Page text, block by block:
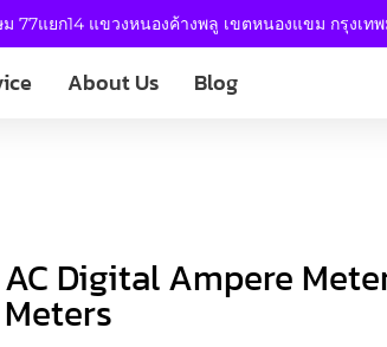
ษม 77แยก14 แขวงหนองค้างพลู เขตหนองแขม กรุงเท
About Us Blog
AC Digital Ampere
Meters